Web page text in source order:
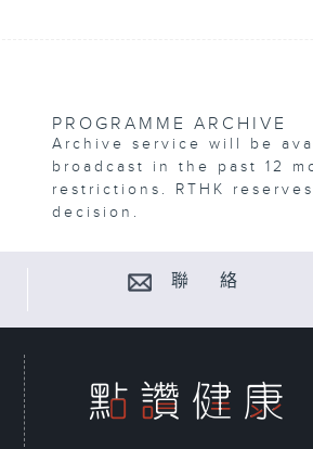
PROGRAMME ARCHIVE
Archive service will be
broadcast in the past 12
restrictions. RTHK
decision.
聯 絡